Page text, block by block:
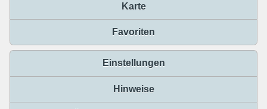
Karte
Favoriten
Einstellungen
Hinweise